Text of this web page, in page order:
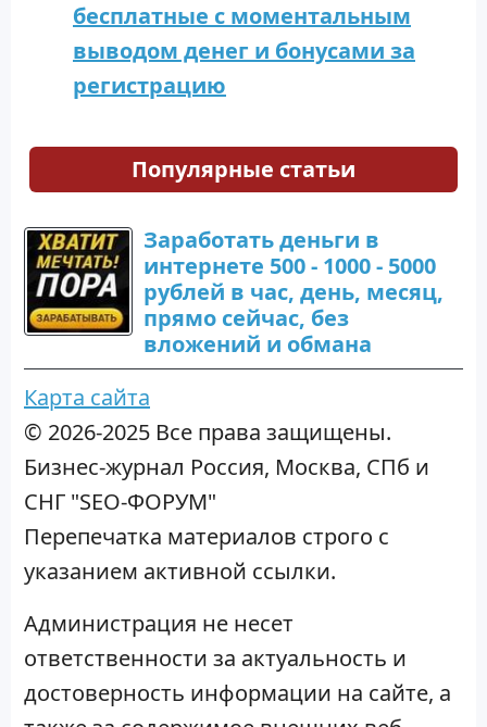
бесплатные с моментальным
выводом денег и бонусами за
регистрацию
Популярные статьи
Заработать деньги в
интернете 500 - 1000 - 5000
рублей в час, день, месяц,
прямо сейчас, без
вложений и обмана
Карта сайта
© 2026-2025 Все права защищены.
Бизнес-журнал Россия, Москва, СПб и
СНГ "SEO-ФОРУМ"
Перепечатка материалов строго с
указанием активной ссылки.
Администрация не несет
ответственности за актуальность и
достоверность информации на сайте, а